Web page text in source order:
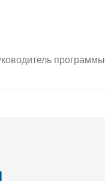
программы